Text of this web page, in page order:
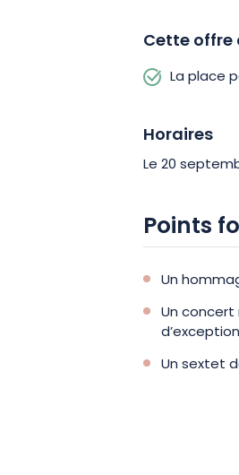
Cette offre
La place
Horaires
Le 20
Points
Un
Un
d’exception
Un sextet